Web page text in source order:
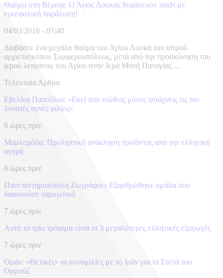
Θαύμα στη Βέροια: Ο Άγιος Λουκάς θεράπευσε παιδί με
εγκεφαλική παράλυση!
04/03/2016 - 07:40
Διαβάστε ένα μεγάλο θαύμα του Αγίου Λουκά του ιατρού
αρχιεπισκόπου Συμφερουπόλεως, μετά από την προσκύνηση του
ιερού λειψάνου του Αγίου στην Ιερά Μονή Παναγίας ...
Τελευταία Άρθρα
Εβελίνα Παπούλια: «Εκεί που νιώθεις μόνος φτιάχνεις τις πιο
δυνατές αγνές φιλίες»
6 ώρες πριν
Μαρλεμάδα: Προληπτική ανάκληση προϊόντος από την ελληνική
αγορά
6 ώρες πριν
Πανεπιστημιούπολη Ζωγράφου: Εξαρθρώθηκε ομάδα που
διακινούσε ναρκωτικά
7 ώρες πριν
Αυτά τα τρία τρόφιμα είναι οι 3 μεγαλύτερες ελληνικές εξαγωγές
7 ώρες πριν
Ομάν: «Θετικές» οι συνομιλίες με το Ιράν για τα Στενά του
Ορμούζ